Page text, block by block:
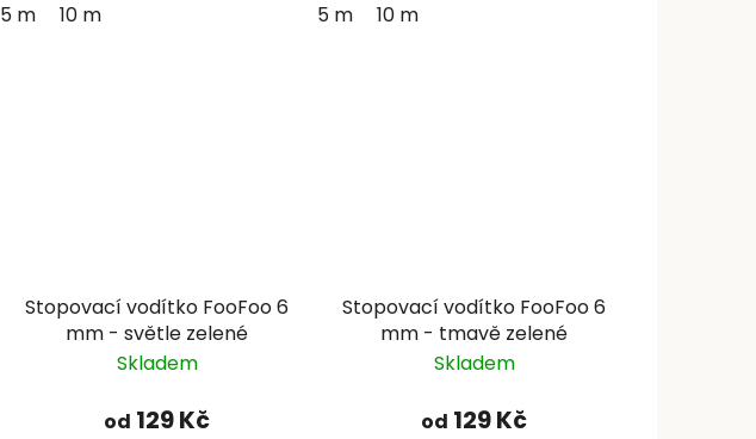
5 m 10 m 5 m 10 m
Stopovací vodítko FooFoo 6
mm - světle zelené
Skladem
od 129 Kč
Stopovací vodítko FooFoo 6
mm - tmavě zelené
Skladem
od 129 Kč